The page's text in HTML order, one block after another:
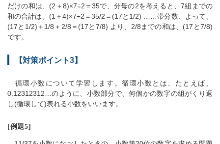
だけの和は、(2＋8)×7÷2＝35で、分母の2を考えると、7組までの
和の合計は、(1＋4)×7÷2＝35/2＝(17と1/2) ……帯分数、よって、
(17と1/2)＋1/8＋2/8＝(17と7/8) より、2/8までの和は、(17と7/8)
です。
【対策ポイント3】
循環小数について学習します。循環小数とは、たとえば、
0.12312312…のように、小数部分で、何個かの数字の組がくり返
し(循環して)表れる小数をいいます。
[例題5]